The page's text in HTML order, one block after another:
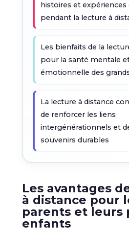
histoires et expériences
pendant la lecture à
Les bienfaits de la
pour la santé mentale
émotionnelle des
La lecture à distance
de renforcer les liens
intergénérationnels et
souvenirs durables
Les avantages
à distance pour
parents et leurs
enfants